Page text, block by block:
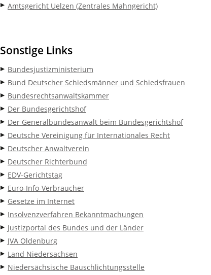
Amtsgericht Uelzen (Zentrales Mahngericht)
Sonstige Links
Bundesjustizministerium
Bund Deutscher Schiedsmänner und Schiedsfrauen
Bundesrechtsanwaltskammer
Der Bundesgerichtshof
Der Generalbundesanwalt beim Bundesgerichtshof
Deutsche Vereinigung für Internationales Recht
Deutscher Anwaltverein
Deutscher Richterbund
EDV-Gerichtstag
Euro-Info-Verbraucher
Gesetze im Internet
Insolvenzverfahren Bekanntmachungen
Justizportal des Bundes und der Länder
JVA Oldenburg
Land Niedersachsen
Niedersächsische Bauschlichtungsstelle